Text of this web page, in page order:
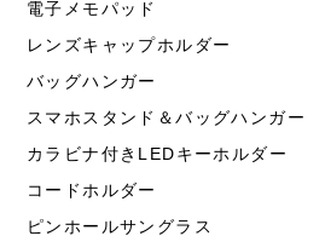
電子メモパッド
レンズキャップホルダー
バッグハンガー
スマホスタンド＆バッグハンガー
カラビナ付きLEDキーホルダー
コードホルダー
ピンホールサングラス